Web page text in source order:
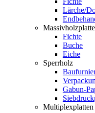
Lärche/
Fichte
Buche
Eiche
Sperrholz
Gabun-
Multiplexplatten